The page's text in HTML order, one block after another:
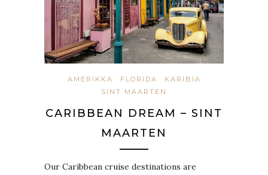
AMERIKKA FLORIDA
KARIBIA
SINT MAARTEN
CARIBBEAN DREAM – SINT
MAARTEN
Our Caribbean cruise destinations are